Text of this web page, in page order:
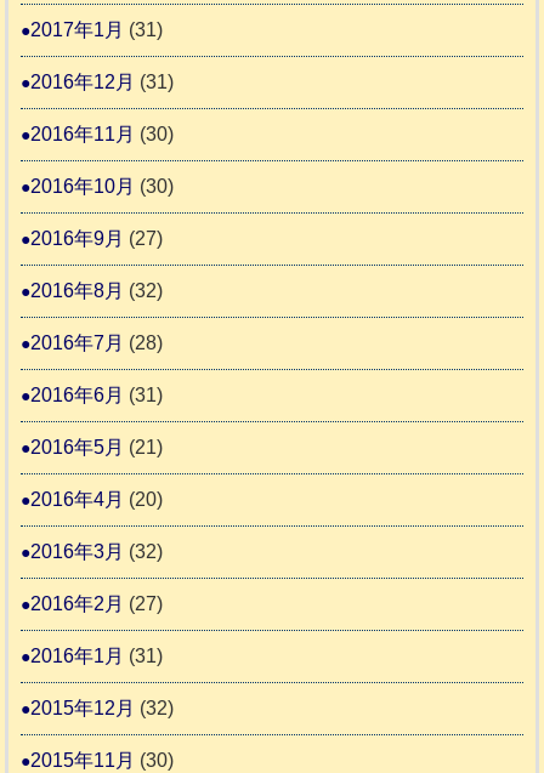
2017年1月 (31)
2016年12月 (31)
2016年11月 (30)
2016年10月 (30)
2016年9月 (27)
2016年8月 (32)
2016年7月 (28)
2016年6月 (31)
2016年5月 (21)
2016年4月 (20)
2016年3月 (32)
2016年2月 (27)
2016年1月 (31)
2015年12月 (32)
2015年11月 (30)